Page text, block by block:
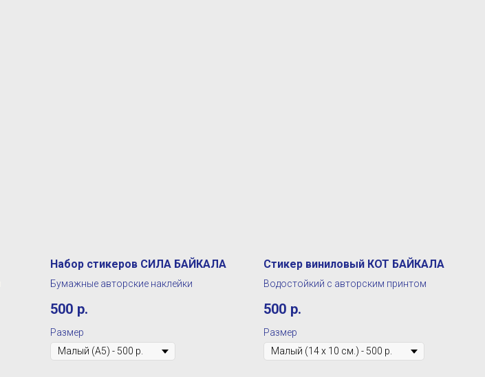
Набор стикеров СИЛА БАЙКАЛА
Бумажные авторские наклейки
500 р.
Размер
Стикер виниловый КОТ БАЙКАЛА
Водостойкий с авторским принтом
500 р.
Размер